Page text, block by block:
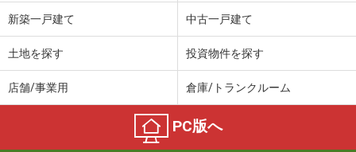
新築一戸建て 中古一戸建て
土地を探す 投資物件を探す
店舗/事業用 倉庫/トランクルーム
PC版へ